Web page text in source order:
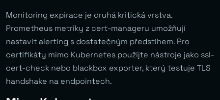
Monitoring expirace je druhá kritická vrstva.
Prometheus metriky z cert-manageru umožňují
nastavit alerting s dostatečným předstihem. Pro
certifikáty mimo Kubernetes použijte nástroje jako ssl-
cert-check nebo blackbox exporter, který testuje TLS
handshake na endpointech.